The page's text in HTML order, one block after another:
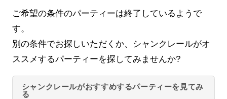
ご希望の条件のパーティーは終了しているようで
す。
別の条件でお探しいただくか、シャンクレールがオ
ススメするパーティーを探してみませんか?
シャンクレールがおすすめするパーティーを見てみ
る